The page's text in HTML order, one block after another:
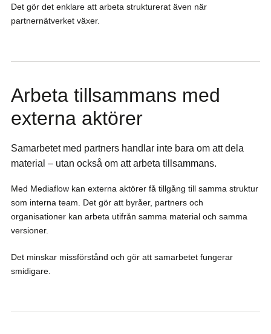
Det gör det enklare att arbeta strukturerat även när
partnernätverket växer.
Arbeta tillsammans med
externa aktörer
Samarbetet med partners handlar inte bara om att dela
material – utan också om att arbeta tillsammans.
Med Mediaflow kan externa aktörer få tillgång till samma struktur
som interna team. Det gör att byråer, partners och
organisationer kan arbeta utifrån samma material och samma
versioner.
Det minskar missförstånd och gör att samarbetet fungerar
smidigare.